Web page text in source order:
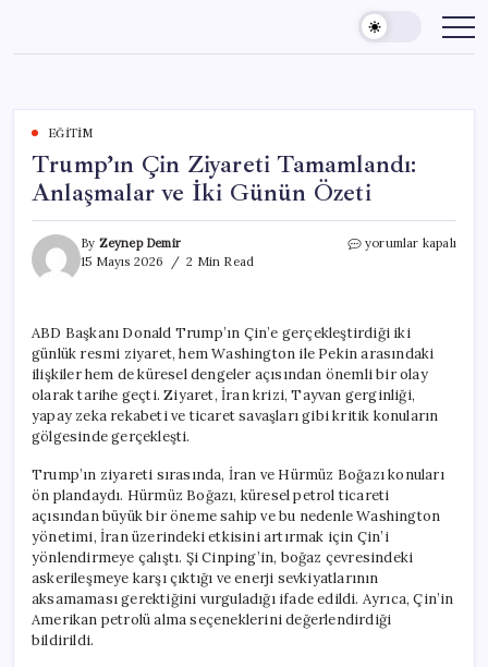
content
EĞITIM
Trump’ın Çin Ziyareti Tamamlandı:
Anlaşmalar ve İki Günün Özeti
By Zeynep Demir
15 Mayıs 2026
2 Min Read
Trump’ın
ve
İki
Günün
Özeti
için
yorumlar kapalı
ABD Başkanı Donald Trump’ın Çin’e gerçekleştirdiği iki
günlük resmi ziyaret, hem Washington ile Pekin arasındaki
ilişkiler hem de küresel dengeler açısından önemli bir olay
olarak tarihe geçti. Ziyaret, İran krizi, Tayvan gerginliği,
yapay zeka rekabeti ve ticaret savaşları gibi kritik konuların
gölgesinde gerçekleşti.
Trump’ın ziyareti sırasında, İran ve Hürmüz Boğazı konuları
ön plandaydı. Hürmüz Boğazı, küresel petrol ticareti
açısından büyük bir öneme sahip ve bu nedenle Washington
yönetimi, İran üzerindeki etkisini artırmak için Çin’i
yönlendirmeye çalıştı. Şi Cinping’in, boğaz çevresindeki
askerileşmeye karşı çıktığı ve enerji sevkiyatlarının
aksamaması gerektiğini vurguladığı ifade edildi. Ayrıca, Çin’in
Amerikan petrolü alma seçeneklerini değerlendirdiği
bildirildi.